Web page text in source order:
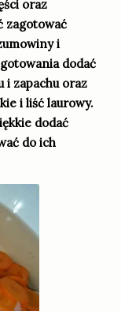
oraz
zagotować
i
dodać
i zapachu oraz
i liść laurowy.
dodać
do ich